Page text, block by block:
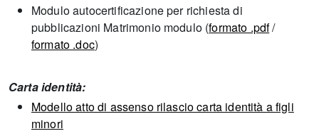
Modulo autocertificazione per richiesta di
pubblicazioni Matrimonio modulo (formato .pdf/
formato .doc)
Carta identità:
Modello atto di assenso rilascio carta identità a figli
minori